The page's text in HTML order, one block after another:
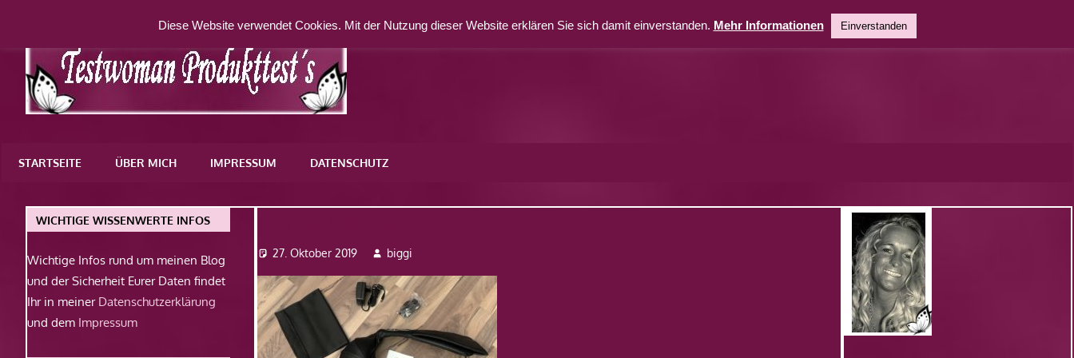
springen
WordPress-
STARTSEITE ÜBER MICH IMPRESSUM DATENSCHUTZ
27. Oktober 2019 biggi
WICHTIGE WISSENWERTE INFOS
Wichtige Infos rund um meinen Blog
und der Sicherheit Eurer Daten findet
Ihr in meiner Datenschutzerklärung
und dem Impressum
Diese Website verwendet Cookies. Mit der Nutzung dieser Website erklären Sie sich damit einverstanden. Mehr Informationen Einverstanden